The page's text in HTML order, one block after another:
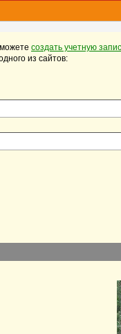
создать учетную
из сайтов: